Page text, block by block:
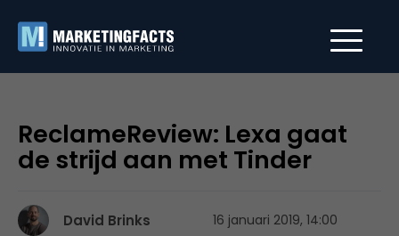
ReclameReview: Lexa gaat
de strijd aan met Tinder
David Brinks 16 januari 2019, 14:00